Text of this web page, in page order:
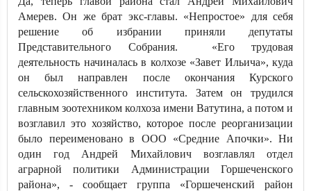
Амерев. Он же брат экс-главы. «Непростое» для себя
решение об избрании приняли депутаты
Представительного Собрания. «Его трудовая
деятельность начиналась в колхозе «Завет Ильича», куда
он был направлен после окончания Курского
сельскохозяйственного института. Затем он трудился
главным зоотехником колхоза имени Ватутина, а потом и
возглавил это хозяйство, которое после реорганизации
было переименовано в ООО «Средние Апочки». Ни
один год Андрей Михайлович возглавлял отдел
аграрной политики Администрации Горшеченского
района», - сообщает группа «Горшеченский район